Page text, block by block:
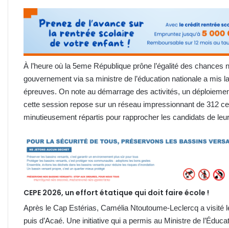
À l’heure où la 5eme République prône l’égalité des chances
gouvernement via sa ministre de l’éducation nationale a mis
épreuves. On note au démarrage des activités, un
cette session repose sur un réseau impressionnant de 312
minutieusement répartis pour rapprocher les candidats de
CEPE 2026, un effort étatique qui doit faire école !
Après le Cap Estérias, Camélia Ntoutoume-Leclercq a visité
puis d’Acaé. Une initiative qui a permis au Ministre de